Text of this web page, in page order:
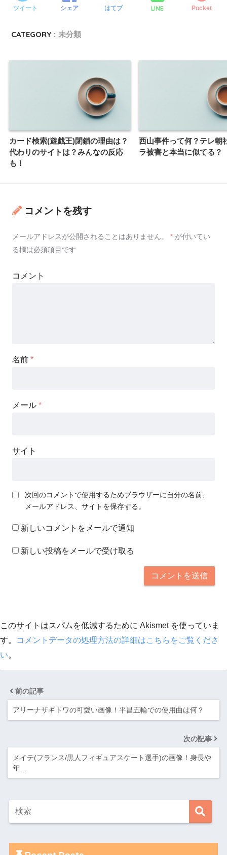
ツイート シェア はてブ LINE Pocket
CATEGORY : 未分類
カード検索(遊戯王)閉鎖の理由は？
代わりのサイトは？みんなの反応
も！
西山事件って何？テレ朝
ラ被害と本当に似てる？
コメントを残す
メールアドレスが公開されることはありません。 * が付いてい
る欄は必須項目です
コメント
名前 *
メール *
サイト
次回のコメントで使用するためブラウザーに自分の名前、
メールアドレス、サイトを保存する。
新しいコメントをメールで通知
新しい投稿をメールで受け取る
このサイトはスパムを低減するために Akismet を使っていま
す。
コメントデータの処理方法の詳細はこちらをご覧くださ
い。
前の記事
アリーナザギトワの可愛い画像！平昌五輪での使用曲は何？
次の記事
メイテ(フランス/黒人フィギュアスケート選手)の画像！身長や
年…